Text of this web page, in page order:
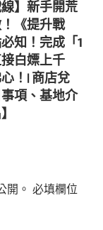
線】新手開荒
《提升戰
知！完成「1
白嫖上千
！| 商店兌
項、基地介
開。 必填欄位